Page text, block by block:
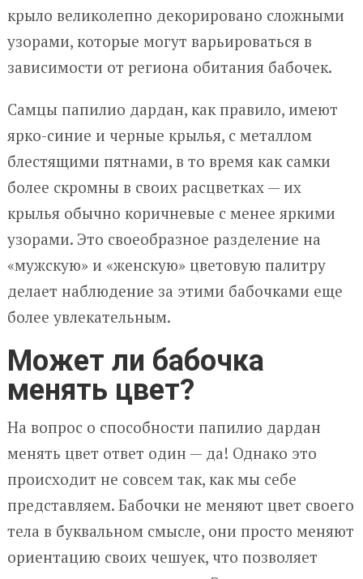
крыло великолепно декорировано сложными
узорами, которые могут варьироваться в
зависимости от региона обитания бабочек.
Самцы папилио дардан, как правило, имеют
ярко-синие и черные крылья, с металлом
блестящими пятнами, в то время как самки
более скромны в своих расцветках — их
крылья обычно коричневые с менее яркими
узорами. Это своеобразное разделение на
«мужскую» и «женскую» цветовую палитру
делает наблюдение за этими бабочками еще
более увлекательным.
Может ли бабочка
менять цвет?
На вопрос о способности папилио дардан
менять цвет ответ один — да! Однако это
происходит не совсем так, как мы себе
представляем. Бабочки не меняют цвет своего
тела в буквальном смысле, они просто меняют
ориентацию своих чешуек, что позволяет